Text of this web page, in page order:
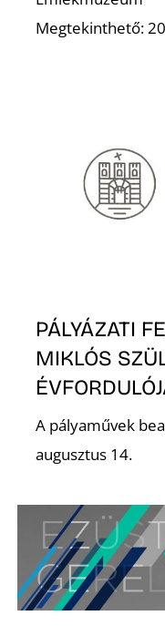
Megtekinthető:
PÁLYÁZATI
MIKLÓS
A pályaművek
augusztus 14.